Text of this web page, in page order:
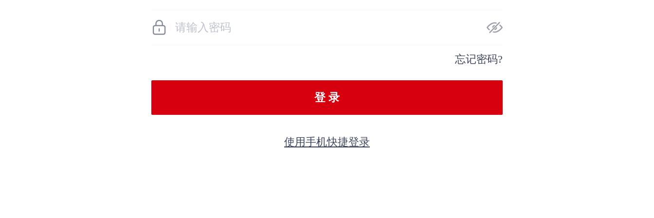
忘记密码?
登 录
使用手机快捷登录